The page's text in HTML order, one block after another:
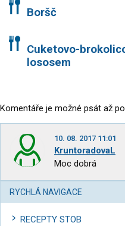
Boršč
Cuketovo-
lososem
Komentáře je možné psát až po
10. 08. 2017 11:01
KruntoradovaL
Moc dobrá
RYCHLÁ NAVIGACE
RECEPTY STOB